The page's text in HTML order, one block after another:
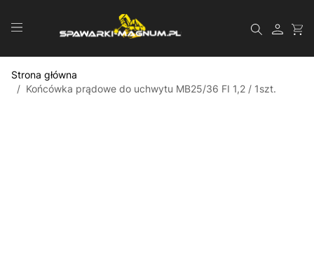
Szukaj
Strona główna
/ Końcówka prądowe do uchwytu MB25/36 FI 1,2 / 1szt.